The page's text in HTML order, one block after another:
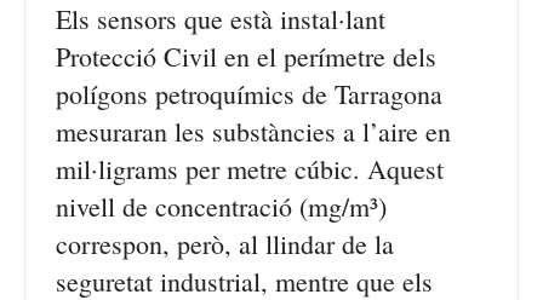
Els sensors que està instal·lant
Protecció Civil en el perímetre dels
polígons petroquímics de Tarragona
mesuraran les substàncies a l’aire en
mil·ligrams per metre cúbic. Aquest
nivell de concentració (mg/m³)
correspon, però, al llindar de la
seguretat industrial, mentre que els